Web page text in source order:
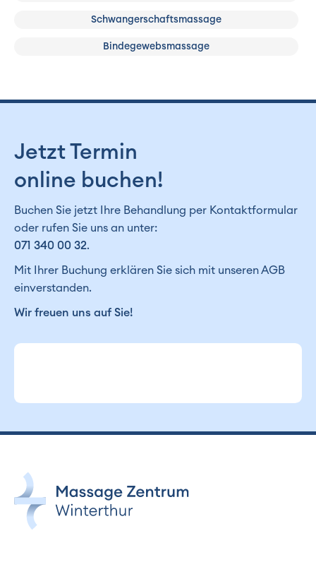
Schwangerschaftsmassage
Bindegewebsmassage
Jetzt Termin
online buchen!
Buchen Sie jetzt Ihre Behandlung per Kontaktformular
oder rufen Sie uns an unter:
071 340 00 32.
Mit Ihrer Buchung erklären Sie sich mit unseren AGB
einverstanden.
Wir freuen uns auf Sie!